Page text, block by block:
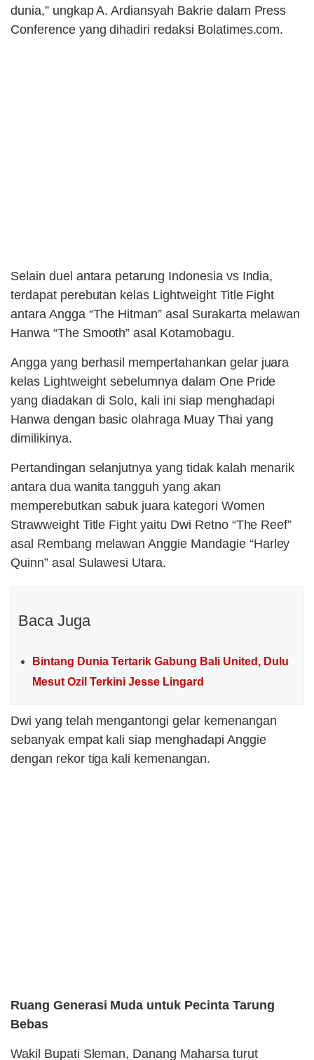
dunia,” ungkap A. Ardiansyah Bakrie dalam Press
Conference yang dihadiri redaksi Bolatimes.com.
Selain duel antara petarung Indonesia vs India,
terdapat perebutan kelas Lightweight Title Fight
antara Angga “The Hitman” asal Surakarta melawan
Hanwa “The Smooth” asal Kotamobagu.
Angga yang berhasil mempertahankan gelar juara
kelas Lightweight sebelumnya dalam One Pride
yang diadakan di Solo, kali ini siap menghadapi
Hanwa dengan basic olahraga Muay Thai yang
dimilikinya.
Pertandingan selanjutnya yang tidak kalah menarik
antara dua wanita tangguh yang akan
memperebutkan sabuk juara kategori Women
Strawweight Title Fight yaitu Dwi Retno “The Reef”
asal Rembang melawan Anggie Mandagie “Harley
Quinn” asal Sulawesi Utara.
Baca Juga
Bintang Dunia Tertarik Gabung Bali United, Dulu
Mesut Ozil Terkini Jesse Lingard
Dwi yang telah mengantongi gelar kemenangan
sebanyak empat kali siap menghadapi Anggie
dengan rekor tiga kali kemenangan.
Ruang Generasi Muda untuk Pecinta Tarung
Bebas
Wakil Bupati Sleman, Danang Maharsa turut